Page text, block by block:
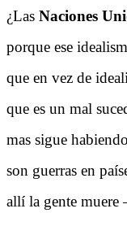
¿Las Naciones
porque ese
que en vez de
que es un mal
mas sigue
son guerras en
allí la gente muere